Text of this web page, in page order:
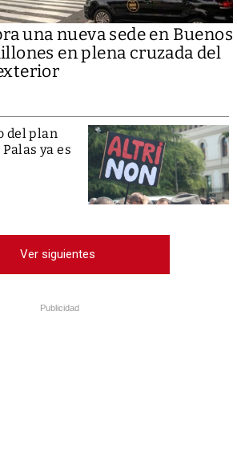
una nueva sede en Buenos
en plena cruzada del
del plan
ya es
Ver siguientes
Publicidad